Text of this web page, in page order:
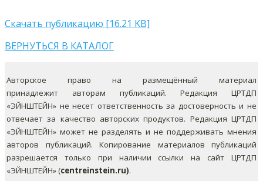
Скачать публикацию [16.21 KB]
ВЕРНУТЬСЯ В КАТАЛОГ
Авторское право на размещённый материал
принадлежит авторам публикаций. Редакция ЦРТДП
«ЭЙНШТЕЙН» не несет ответственность за достоверность и не
отвечает за качество авторских продуктов. Редакция ЦРТДП
«ЭЙНШТЕЙН» может не разделять и не поддерживать мнения
авторов публикаций. Копирование материалов публикаций
разрешается только при наличии ссылки на сайт ЦРТДП
«ЭЙНШТЕЙН» (centreinstein.ru).